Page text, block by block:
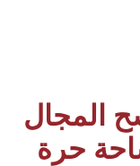
المجال
حرة